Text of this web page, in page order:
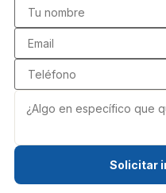
Solicitar